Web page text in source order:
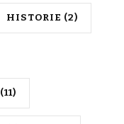
HISTORIE (2)
(11)